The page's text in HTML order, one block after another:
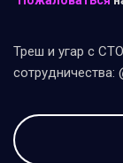
Треш и угар с
сотрудничества: